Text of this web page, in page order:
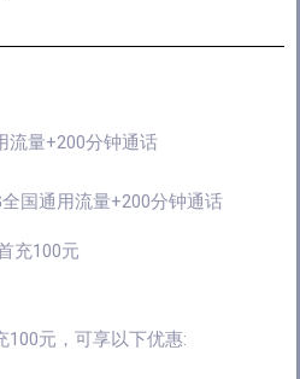
流量+200分钟通话
国通用流量+200分钟通话
充100元
100元，可享以下优惠: